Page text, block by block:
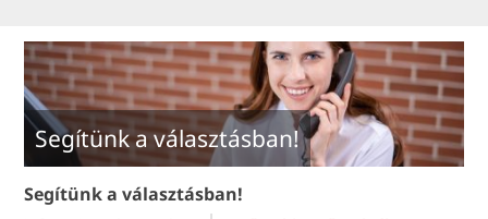
Segítünk a választásban!
Segítünk a választásban!